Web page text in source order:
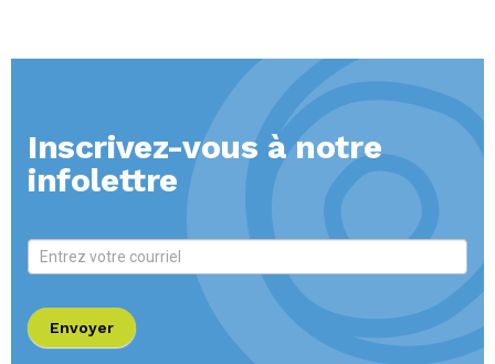
Inscrivez-vous à notre
infolettre
newsletter
Envoyer
Si vous
êtes un
humain, ne
remplissez